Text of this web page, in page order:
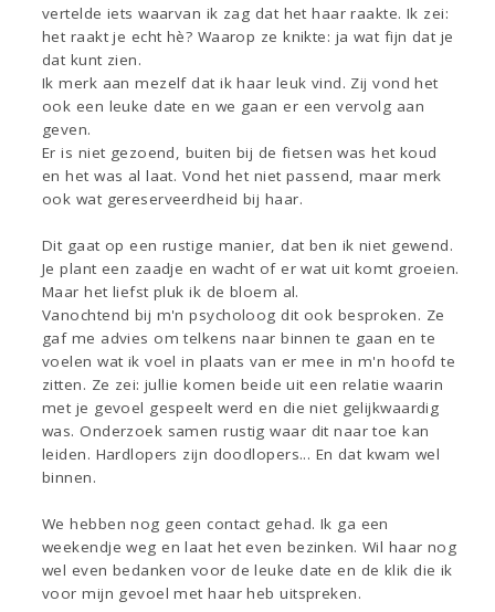
vertelde iets waarvan ik zag dat het haar raakte. Ik zei:
het raakt je echt hè? Waarop ze knikte: ja wat fijn dat je
dat kunt zien.
Ik merk aan mezelf dat ik haar leuk vind. Zij vond het
ook een leuke date en we gaan er een vervolg aan
geven.
Er is niet gezoend, buiten bij de fietsen was het koud
en het was al laat. Vond het niet passend, maar merk
ook wat gereserveerdheid bij haar.
Dit gaat op een rustige manier, dat ben ik niet gewend.
Je plant een zaadje en wacht of er wat uit komt groeien.
Maar het liefst pluk ik de bloem al.
Vanochtend bij m'n psycholoog dit ook besproken. Ze
gaf me advies om telkens naar binnen te gaan en te
voelen wat ik voel in plaats van er mee in m'n hoofd te
zitten. Ze zei: jullie komen beide uit een relatie waarin
met je gevoel gespeelt werd en die niet gelijkwaardig
was. Onderzoek samen rustig waar dit naar toe kan
leiden. Hardlopers zijn doodlopers... En dat kwam wel
binnen.
We hebben nog geen contact gehad. Ik ga een
weekendje weg en laat het even bezinken. Wil haar nog
wel even bedanken voor de leuke date en de klik die ik
voor mijn gevoel met haar heb uitspreken.